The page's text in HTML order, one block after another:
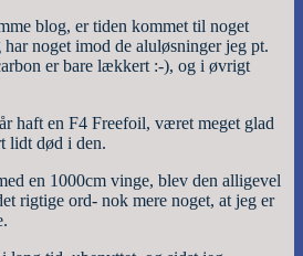
blog, er tiden kommet til noget
noget imod de aluløsninger jeg pt.
er bare lækkert :-), og i øvrigt
haft en F4 Freefoil, været meget glad
lidt død i den.
en 1000cm vinge, blev den alligevel
rigtige ord- nok mere noget, at jeg er